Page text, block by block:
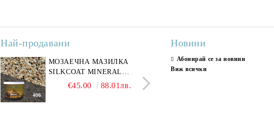
Полиран гранитогрес
SAVONA GREY 60x120 см,
светло сив мрамор
€22.50 44.01лв.
Гранитогрес LESY GREY
GOLD 60х120см, тип
Най-продавани
МОЗАЕЧНА МАЗИЛКА
SILKCOAT MINERAL
PLASTER STONE, СИТЕН
€45.00 88.01лв.
СТЕННИ ПЛОЧКИ
30X90CM, ГЛАНЦ
Новини
Абонирай се за новини
Виж всички